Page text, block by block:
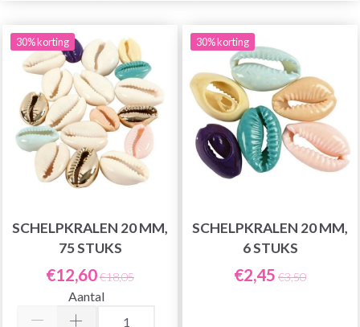
30% korting
SCHELPKRALEN 20 MM,
75 STUKS
€12,60€18,05
Aantal
30% korting
SCHELPKRALEN 20 MM,
6 STUKS
€2,45 €3,50